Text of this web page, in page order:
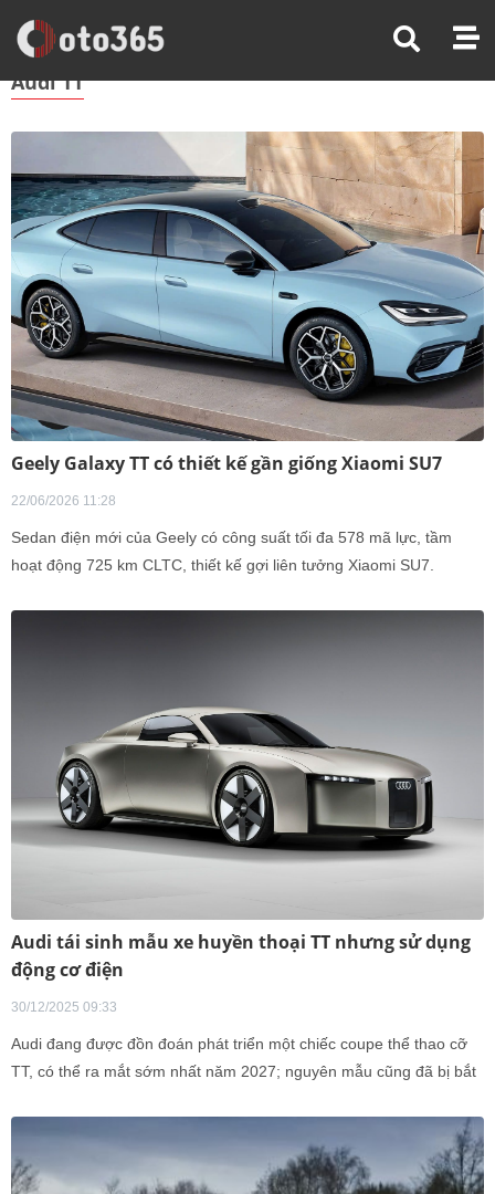
Trang Chủ Audi TT
Audi TT
Geely Galaxy TT có thiết kế gần giống Xiaomi SU7
22/06/2026 11:28
Sedan điện mới của Geely có công suất tối đa 578 mã lực, tầm
hoạt động 725 km CLTC, thiết kế gợi liên tưởng Xiaomi SU7.
Audi tái sinh mẫu xe huyền thoại TT nhưng sử dụng
động cơ điện
30/12/2025 09:33
Audi đang được đồn đoán phát triển một chiếc coupe thể thao cỡ
TT, có thể ra mắt sớm nhất năm 2027; nguyên mẫu cũng đã bị bắt